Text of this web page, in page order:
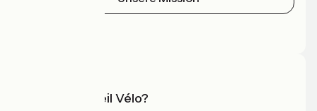
Was ist Accueil Vélo?